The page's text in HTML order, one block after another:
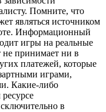
Помните, что
являться источником
Информационный
игры на реальные
не принимает ни в
платежей, которые
играми,
Какие-либо
в